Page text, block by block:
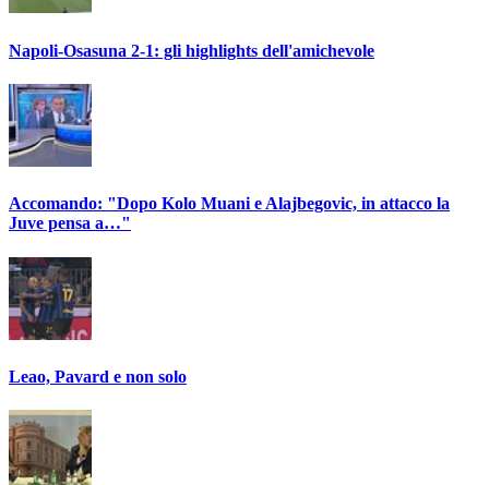
Napoli-Osasuna 2-1: gli highlights dell'amichevole
Accomando: "Dopo Kolo Muani e Alajbegovic, in attacco la
Juve pensa a…"
Leao, Pavard e non solo